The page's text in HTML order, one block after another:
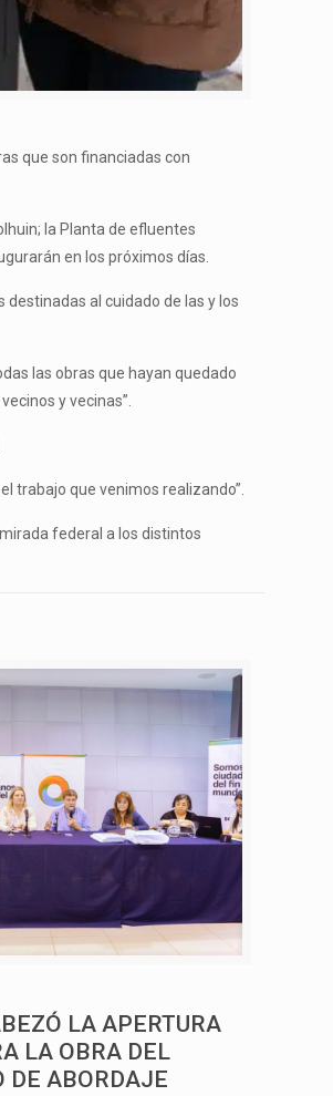
que son financiadas con
la Planta de efluentes
en los próximos días.
al cuidado de las y los
las obras que hayan quedado
y vecinas”.
trabajo que venimos realizando”.
federal a los distintos
LA APERTURA
LA OBRA DEL
DE ABORDAJE